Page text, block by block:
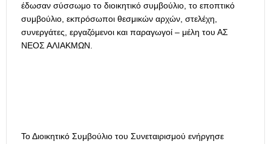
έδωσαν σύσσωμο το διοικητικό συμβούλιο, το εποπτικό
συμβούλιο, εκπρόσωποι θεσμικών αρχών, στελέχη,
συνεργάτες, εργαζόμενοι και παραγωγοί – μέλη του ΑΣ
ΝΕΟΣ ΑΛΙΑΚΜΩΝ.
Το Διοικητικό Συμβούλιο του Συνεταιρισμού ενήργησε